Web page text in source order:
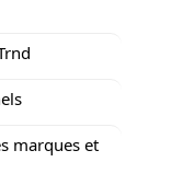
marques et